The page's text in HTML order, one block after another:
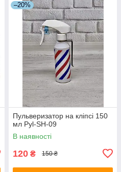
–20%
Пульверизатор на кліпсі 150
мл Pyl-SH-09
В наявності
120 ₴ 150 ₴